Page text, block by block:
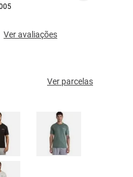
Ver avaliações
Ver parcelas